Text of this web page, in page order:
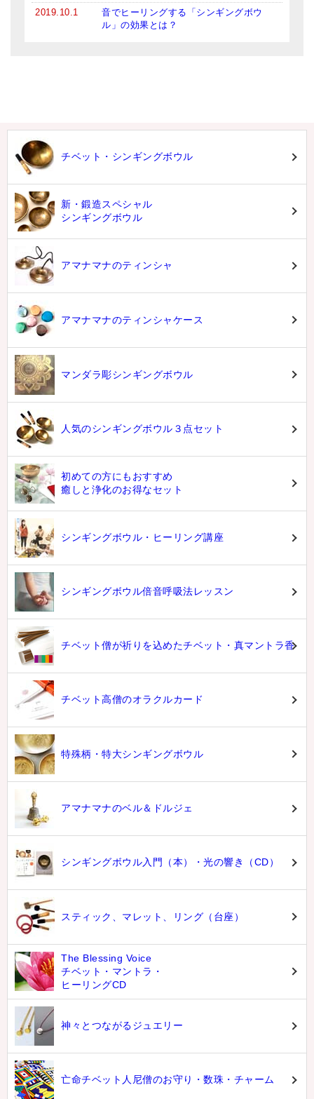
2019.10.1
音でヒーリングする「シンギングボウ
ル」の効果とは？
チベット・シンギングボウル
新・鍛造スペシャル
シンギングボウル
アマナマナのティンシャ
アマナマナのティンシャケース
マンダラ彫シンギングボウル
人気のシンギングボウル３点セット
初めての方にもおすすめ
癒しと浄化のお得なセット
シンギングボウル・ヒーリング講座
シンギングボウル倍音呼吸法レッスン
チベット僧が祈りを込めたチベット・真マントラ香
チベット高僧のオラクルカード
特殊柄・特大シンギングボウル
アマナマナのベル＆ドルジェ
シンギングボウル入門（本）・光の響き（CD）
スティック、マレット、リング（台座）
The Blessing Voice
チベット・マントラ・
ヒーリングCD
神々とつながるジュエリー
亡命チベット人尼僧のお守り・数珠・チャーム